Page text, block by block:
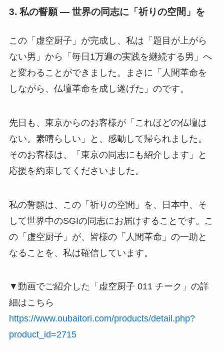
3. 私の誓願 — 世界の同志に「祈りの空間」を
この「虚空厨子」が完成し、私は「題目が上がら
ない男」から「毎日1万遍の実践を継続する男」へ
と変わることができました。まさに「人間革命を
しながら、仏壇革命を成し遂げた」のです。
先日も、東京からのお客様が「これほどの仏壇は
ない。素晴らしい」と、感動して帰られました。
そのお客様は、「東京の同志にも紹介します」と
応援を約束してくださいました。
私の誓願は、この「祈りの空間」を、日本中、そ
して世界中のSGIの同志にお届けすることです。こ
の「虚空厨子」が、皆様の「人間革命」の一助と
なることを、私は確信しています。
▼動画でご紹介した「虚空厨子 011 チーク」の詳
細はこちら
https://www.oubaitori.com/products/detail.php?
product_id=2715